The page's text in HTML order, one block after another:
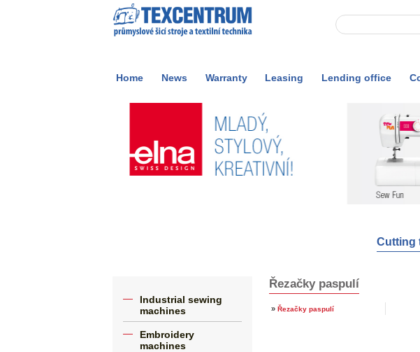
Home News Warranty Leasing Lending office
Cutting
Industrial sewing
machines
Embroidery
machines
Řezačky paspulí
» Řezačky paspulí